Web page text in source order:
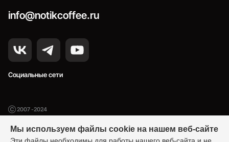
info@notikcoffee.ru
Социальные сети
Ⓒ 2007 -2024
Мы используем файлы cookie на нашем веб-сайте